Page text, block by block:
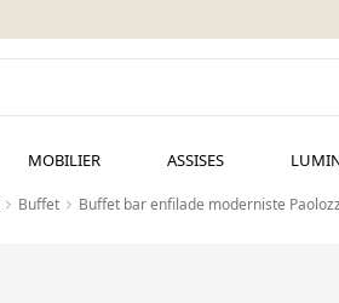
MOBILIER ASSISES
Buffet Buffet bar enfilade moderniste